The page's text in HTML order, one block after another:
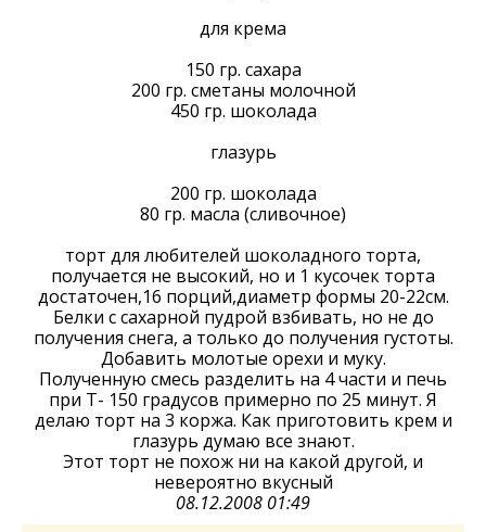
для крема
150 гр. сахара
200 гр. сметаны молочной
450 гр. шоколада
глазурь
200 гр. шоколада
80 гр. масла (сливочное)
торт для любителей шоколадного торта,
получается не высокий, но и 1 кусочек торта
достаточен,16 порций,диаметр формы 20-22см.
Белки с сахарной пудрой взбивать, но не до
получения снега, а только до получения густоты.
Добавить молотые орехи и муку.
Полученную смесь разделить на 4 части и печь
при Т- 150 градусов примерно по 25 минут. Я
делаю торт на 3 коржа. Как приготовить крем и
глазурь думаю все знают.
Этот торт не похож ни на какой другой, и
невероятно вкусный
08.12.2008 01:49